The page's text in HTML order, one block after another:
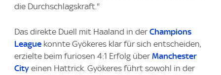
die Durchschlagskraft."
Das direkte Duell mit Haaland in der Champions
League konnte Gyökeres klar für sich entscheiden,
erzielte beim furiosen 4:1 Erfolg über Manchester
City einen Hattrick. Gyökeres führt sowohl in der